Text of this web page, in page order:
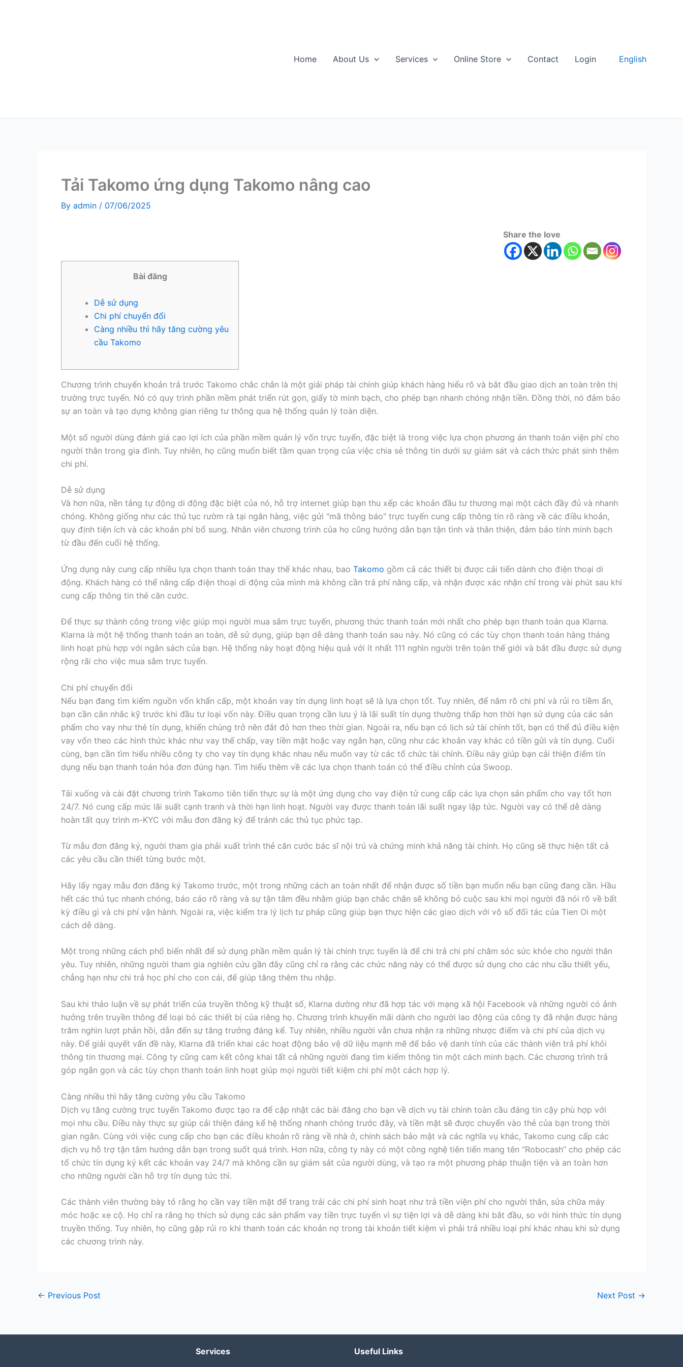
Home About Us Services Online Store Contact Login English
Tải Takomo ứng dụng Takomo nâng cao
By admin / 07/06/2025
Share the love
Bài đăng
Dễ sử dụng
Chi phí chuyển đổi
Càng nhiều thì hãy tăng cường yêu
cầu Takomo
Chương trình chuyển khoản trả trước Takomo chắc chắn là một giải pháp tài chính giúp khách hàng hiểu rõ và bắt đầu giao dịch an toàn trên thị
trường trực tuyến. Nó có quy trình phần mềm phát triển rút gọn, giấy tờ minh bạch, cho phép bạn nhanh chóng nhận tiền.Đồng thời, nó đảm bảo
sự an toàn và tạo dựng không gian riêng tư thông qua hệ thống quản lý toàn diện.
Một số người dùng đánh giá cao lợi ích của phần mềm quản lý vốn trực tuyến, đặc biệt là trong việc lựa chọn phương án thanh toán viện phí cho
người thân trong gia đình. Tuy nhiên, họ cũng muốn biết tầm quan trọng của việc chia sẻ thông tin dưới sự giám sát và cách thức phát sinh thêm
chi phí.
Dễ sử dụng
Và hơn nữa, nền tảng tự động di động đặc biệt của nó, hỗ trợ internet giúp bạn thu xếp các khoản đầu tư thương mại một cách đầy đủ và nhanh
chóng. Không giống như các thủ tục rườm rà tại ngân hàng, việc gửi "mã thông báo" trực tuyến cung cấp thông tin rõ ràng về các điều khoản,
quy định tiện ích và các khoản phí bổ sung. Nhân viên chương trình của họ cũng hướng dẫn bạn tận tình và thân thiện, đảm bảo tính minh bạch
từ đầu đến cuối hệ thống.
Ứng dụng này cung cấp nhiều lựa chọn thanh toán thay thế khác nhau, bao Takomo gồm cả các thiết bị được cải tiến dành cho điện thoại di
động. Khách hàng có thể nâng cấp điện thoại di động của mình mà không cần trả phí nâng cấp, và nhận được xác nhận chỉ trong vài phút sau khi
cung cấp thông tin thẻ căn cước.
Để thực sự thành công trong việc giúp mọi người mua sắm trực tuyến, phương thức thanh toán mới nhất cho phép bạn thanh toán qua Klarna.
Klarna là một hệ thống thanh toán an toàn, dễ sử dụng, giúp bạn dễ dàng thanh toán sau này. Nó cũng có các tùy chọn thanh toán hàng tháng
linh hoạt phù hợp với ngân sách của bạn. Hệ thống này hoạt động hiệu quả với ít nhất 111 nghìn người trên toàn thế giới và bắt đầu được sử dụng
rộng rãi cho việc mua sắm trực tuyến.
Chi phí chuyển đổi
Nếu bạn đang tìm kiếm nguồn vốn khẩn cấp, một khoản vay tín dụng linh hoạt sẽ là lựa chọn tốt. Tuy nhiên, để nắm rõ chi phí và rủi ro tiềm ẩn,
bạn cần cân nhắc kỹ trước khi đầu tư loại vốn này. Điều quan trọng cần lưu ý là lãi suất tín dụng thường thấp hơn thời hạn sử dụng của các sản
phẩm cho vay như thẻ tín dụng, khiến chúng trở nên đắt đỏ hơn theo thời gian. Ngoài ra, nếu bạn có lịch sử tài chính tốt, bạn có thể đủ điều kiện
vay vốn theo các hình thức khác như vay thế chấp, vay tiền mặt hoặc vay ngắn hạn, cũng như các khoản vay khác có tiền gửi và tín dụng. Cuối
cùng, bạn cần tìm hiểu nhiều công ty cho vay tín dụng khác nhau nếu muốn vay từ các tổ chức tài chính. Điều này giúp bạn cải thiện điểm tín
dụng nếu bạn thanh toán hóa đơn đúng hạn. Tìm hiểu thêm về các lựa chọn thanh toán có thể điều chỉnh của Swoop.
Tải xuống và cài đặt chương trình Takomo tiên tiến thực sự là một ứng dụng cho vay điện tử cung cấp các lựa chọn sản phẩm cho vay tốt hơn
24/7. Nó cung cấp mức lãi suất cạnh tranh và thời hạn linh hoạt. Người vay được thanh toán lãi suất ngay lập tức. Người vay có thể dễ dàng
hoàn tất quy trình m-KYC với mẫu đơn đăng ký để tránh các thủ tục phức tạp.
Từ mẫu đơn đăng ký, người tham gia phải xuất trình thẻ căn cước bác sĩ nội trú và chứng minh khả năng tài chính. Họ cũng sẽ thực hiện tất cả
các yêu cầu cần thiết từng bước một.
Hãy lấy ngay mẫu đơn đăng ký Takomo trước, một trong những cách an toàn nhất để nhận được số tiền bạn muốn nếu bạn cũng đang cần. Hầu
hết các thủ tục nhanh chóng, báo cáo rõ ràng và sự tận tâm đều nhằm giúp bạn chắc chắn sẽ không bỏ cuộc sau khi mọi người đã nói rõ về bất
kỳ điều gì và chi phí vận hành. Ngoài ra, việc kiểm tra lý lịch tư pháp cũng giúp bạn thực hiện các giao dịch với vô số đối tác của Tien Oi một
cách dễ dàng.
Một trong những cách phổ biến nhất để sử dụng phần mềm quản lý tài chính trực tuyến là để chi trả chi phí chăm sóc sức khỏe cho người thân
yêu. Tuy nhiên, những người tham gia nghiên cứu gần đây cũng chỉ ra rằng các chức năng này có thể được sử dụng cho các nhu cầu thiết yếu,
chẳng hạn như chi trả học phí cho con cái, để giúp tăng thêm thu nhập.
Sau khi thảo luận về sự phát triển của truyền thông kỹ thuật số, Klarna dường như đã hợp tác với mạng xã hội Facebook và những người có ảnh
hưởng trên truyền thông để loại bỏ các thiết bị của riêng họ. Chương trình khuyến mãi dành cho người lao động của công ty đã nhận được hàng
trăm nghìn lượt phản hồi, dẫn đến sự tăng trưởng đáng kể. Tuy nhiên, nhiều người vẫn chưa nhận ra những nhược điểm và chi phí của dịch vụ
này. Để giải quyết vấn đề này, Klarna đã triển khai các hoạt động bảo vệ dữ liệu mạnh mẽ để bảo vệ danh tính của các thành viên trả phí khỏi
thông tin thương mại. Công ty cũng cam kết công khai tất cả những người đang tìm kiếm thông tin một cách minh bạch. Các chương trình trả
góp ngắn gọn và các tùy chọn thanh toán linh hoạt giúp mọi người tiết kiệm chi phí một cách hợp lý.
Càng nhiều thì hãy tăng cường yêu cầu Takomo
Dịch vụ tăng cường trực tuyến Takomo được tạo ra để cập nhật các bài đăng cho bạn về dịch vụ tài chính toàn cầu đáng tin cậy phù hợp với
mọi nhu cầu. Điều này thực sự giúp cải thiện đáng kể hệ thống nhanh chóng trước đây, và tiền mặt sẽ được chuyển vào thẻ của bạn trong thời
gian ngắn. Cùng với việc cung cấp cho bạn các điều khoản rõ ràng về nhà ở, chính sách bảo mật và các nghĩa vụ khác, Takomo cung cấp các
dịch vụ hỗ trợ tận tâm hướng dẫn bạn trong suốt quá trình. Hơn nữa, công ty này có một công nghệ tiên tiến mang tên “Robocash” cho phép các
tổ chức tín dụng ký kết các khoản vay 24/7 mà không cần sự giám sát của người dùng, và tạo ra một phương pháp thuận tiện và an toàn hơn
cho những người cần hỗ trợ tín dụng tức thì.
Các thành viên thường bày tỏ rằng họ cần vay tiền mặt để trang trải các chi phí sinh hoạt như trả tiền viện phí cho người thân, sửa chữa máy
móc hoặc xe cộ. Họ chỉ ra rằng họ thích sử dụng các sản phẩm vay tiền trực tuyến vì sự tiện lợi và dễ dàng khi bắt đầu, so với hình thức tín dụng
truyền thống. Tuy nhiên, họ cũng gặp rủi ro khi thanh toán các khoản nợ trong tài khoản tiết kiệm vì phải trả nhiều loại phí khác nhau khi sử dụng
các chương trình này.
← Previous Post Next Post →
Services Useful Links